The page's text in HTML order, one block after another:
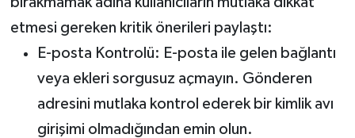
etmesi gereken kritik önerileri paylaştı:
E-posta Kontrolü: E-posta ile gelen bağlantı
veya ekleri sorgusuz açmayın. Gönderen
adresini mutlaka kontrol ederek bir kimlik avı
girişimi olmadığından emin olun.